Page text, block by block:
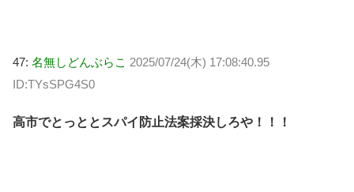
47: 名無しどんぶらこ 2025/07/24(木) 17:08:40.95
ID:TYsSPG4S0
高市でとっととスパイ防止法案採決しろや！！！